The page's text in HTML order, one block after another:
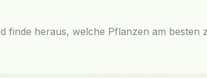
finde heraus, welche Pflanzen am